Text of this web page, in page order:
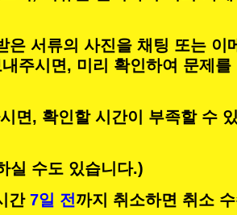
은 서류의 사진을 채팅 또는 이
주시면, 미리 확인하여 문제
면, 확인할 시간이 부족할 수
실 수도 있습니다.)
간 7일 전까지 취소하면 취소